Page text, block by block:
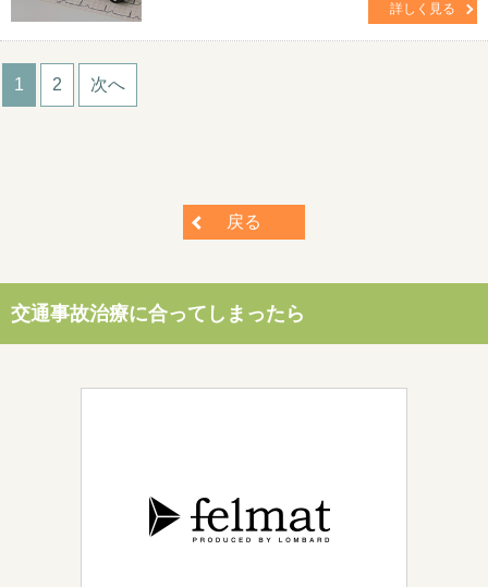
詳しく見る
1 2 次へ
戻る
交通事故治療に合ってしまったら